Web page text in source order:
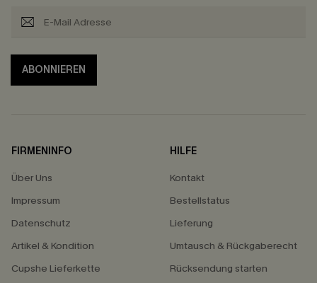
ABONNIEREN
FIRMENINFO
Über Uns
Impressum
Datenschutz
Artikel & Kondition
Cupshe Lieferkette
HILFE
Kontakt
Bestellstatus
Lieferung
Umtausch & Rückgaberecht
Rücksendung starten